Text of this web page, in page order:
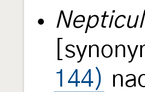
144)